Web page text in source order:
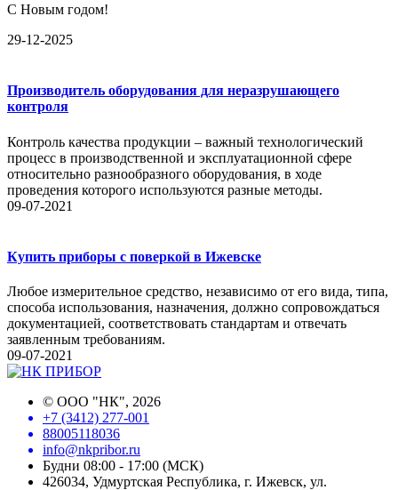
С Новым годом!
29-12-2025
Производитель оборудования для неразрушающего
контроля
Контроль качества продукции – важный технологический
процесс в производственной и эксплуатационной сфере
относительно разнообразного оборудования, в ходе
проведения которого используются разные методы.
09-07-2021
Купить приборы с поверкой в Ижевске
Любое измерительное средство, независимо от его вида, типа,
способа использования, назначения, должно сопровождаться
документацией, соответствовать стандартам и отвечать
заявленным требованиям.
09-07-2021
© ООО "НК", 2026
+7 (3412) 277-001
88005118036
info@nkpribor.ru
Будни 08:00 - 17:00 (МСК)
426034, Удмуртская Республика, г. Ижевск, ул.